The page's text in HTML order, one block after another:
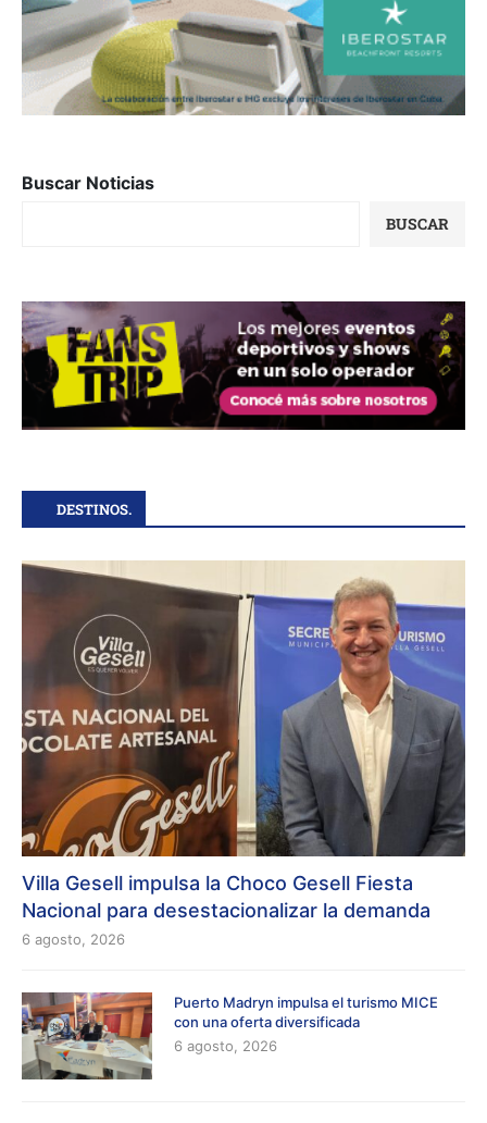
Buscar Noticias
BUSCAR
DESTINOS.
Villa Gesell impulsa la Choco Gesell Fiesta
Nacional para desestacionalizar la demanda
6 agosto, 2026
Puerto Madryn impulsa el turismo MICE
con una oferta diversificada
6 agosto, 2026